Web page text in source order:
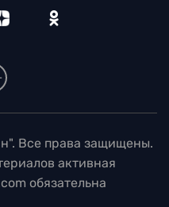
Все права защищены.
активная
обязательна